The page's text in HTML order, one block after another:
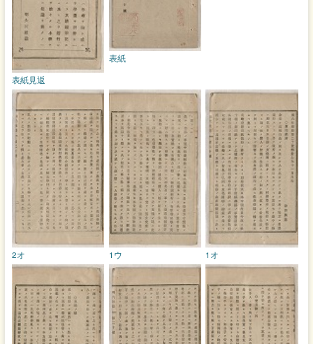
表紙
表紙見返
1オ
1ウ
2オ